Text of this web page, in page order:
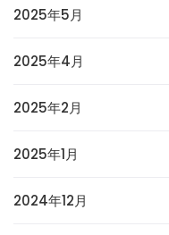
2025年5月
2025年4月
2025年2月
2025年1月
2024年12月